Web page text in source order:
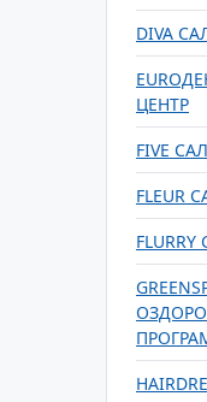
DIVA
ЦЕНТР
FIVE
FLEUR